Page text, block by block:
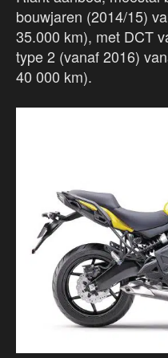
bouwjaren (2014/15)
35.000 km), met DCT
type 2 (vanaf 2016)
40 000 km).